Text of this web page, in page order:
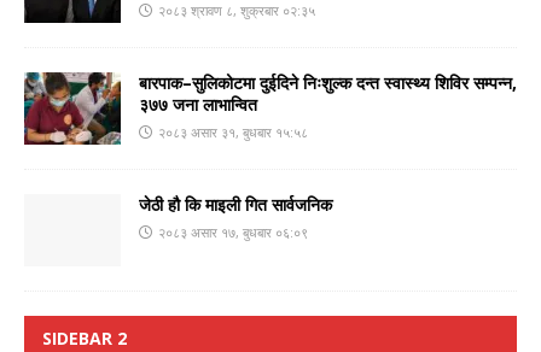
२०८३ श्रावण ८, शुक्रबार ०२:३५
बारपाक–सुलिकोटमा दुईदिने निःशुल्क दन्त स्वास्थ्य शिविर सम्पन्न,
३७७ जना लाभान्वित
२०८३ असार ३१, बुधबार १५:५८
जेठी हौ कि माइली गित सार्वजनिक
२०८३ असार १७, बुधबार ०६:०९
SIDEBAR 2